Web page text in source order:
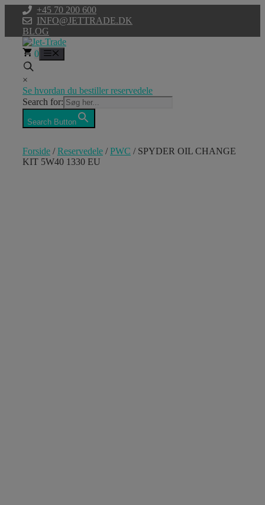
indhold
+45 70 200 600
INFO@JETTRADE.DK
BLOG
0
×
Se hvordan du bestiller reservedele
Search for:
Search Button
Forside /Reservedele /PWC / SPYDER OIL CHANGE
KIT 5W40 1330 EU